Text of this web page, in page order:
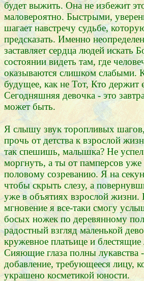
будет выжить. Она не избежит
маловероятно. Быстрыми,
шагает навстречу судьбе,
предсказать. Именно
заставляет сердца людей искать
состоянии видеть там, где
оказываются слишком слабыми.
будущее, как не Тот, Кто держит
Сегодняшняя девочка - это
может быть.
Я слышу звук торопливых
прочь от детства к взрослой
так спешишь, малышка? Не успел
моргнуть, а ты от памперсов
половому созреванию. Я на
чтобы скрыть слезу, а
уже в объятиях взрослой
мгновение я все-таки смогу
босых ножек по деревянному
радостный взгляд маленькой
кружевное платьице и
Сияющие глаза полны лукавства
добавление, требующееся лицу,
украшено косметикой юности.